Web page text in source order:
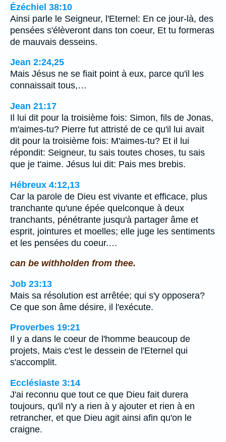
Ézéchiel 38:10
Ainsi parle le Seigneur, l'Eternel: En ce jour-là, des
pensées s'élèveront dans ton coeur, Et tu formeras
de mauvais desseins.
Jean 2:24,25
Mais Jésus ne se fiait point à eux, parce qu'il les
connaissait tous,…
Jean 21:17
Il lui dit pour la troisième fois: Simon, fils de Jonas,
m'aimes-tu? Pierre fut attristé de ce qu'il lui avait
dit pour la troisième fois: M'aimes-tu? Et il lui
répondit: Seigneur, tu sais toutes choses, tu sais
que je t'aime. Jésus lui dit: Pais mes brebis.
Hébreux 4:12,13
Car la parole de Dieu est vivante et efficace, plus
tranchante qu'une épée quelconque à deux
tranchants, pénétrante jusqu'à partager âme et
esprit, jointures et moelles; elle juge les sentiments
et les pensées du coeur.…
can be withholden from thee.
Job 23:13
Mais sa résolution est arrêtée; qui s'y opposera?
Ce que son âme désire, il l'exécute.
Proverbes 19:21
Il y a dans le coeur de l'homme beaucoup de
projets, Mais c'est le dessein de l'Eternel qui
s'accomplit.
Ecclésiaste 3:14
J'ai reconnu que tout ce que Dieu fait durera
toujours, qu'il n'y a rien à y ajouter et rien à en
retrancher, et que Dieu agit ainsi afin qu'on le
craigne.